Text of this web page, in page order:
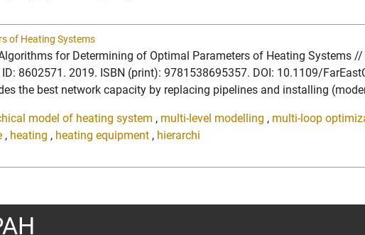
of Heating Systems
for Determining of Optimal Parameters of Heating Systems
8602571. 2019. ISBN (print): 9781538695357. DOI: 10.1109/
the best network capacity by replacing pipelines and installing
model of heating system , multi-level modelling , multi-loop
, heating , heating equipment , hierarchi